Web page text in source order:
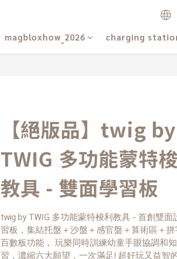
magbloxhow_2026 charging
【絕版品】twig by
TWIG 多功能蒙特
教具 - 雙面學習板
twig by TWIG 多功能蒙特梭利教具 - 首創雙面
習板，集結托盤＋沙盤＋感官盤＋算術區＋拼
百數板功能， 玩樂同時訓練幼童手眼協調和
習，濃縮六大願望，一次滿足! 超好玩又益智